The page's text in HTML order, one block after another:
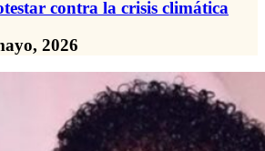
contra la crisis climática
2026